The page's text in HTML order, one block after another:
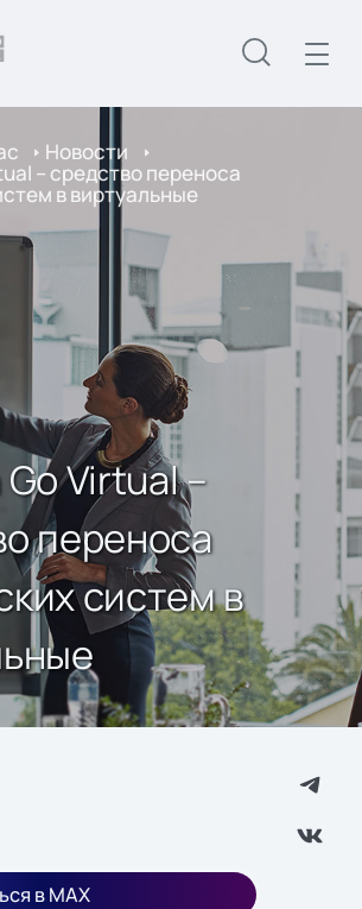
Новости
– средство переноса
в виртуальные
Virtual –
переноса
систем в
в MAX